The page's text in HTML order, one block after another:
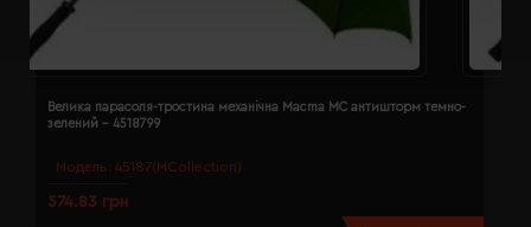
Модель: 45187(MCollection)
Велика парасоля-тростина механічна Macma MC антишторм темно-
зелений - 4518799
574.83 грн